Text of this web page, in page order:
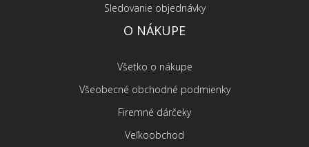
Sledovanie objednávky
O NÁKUPE
Všetko o nákupe
Všeobecné obchodné podmienky
Firemné dárčeky
Veľkoobchod